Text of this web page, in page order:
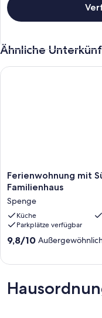
Ähnliche
Ferienwohnung
mit
im
2
Familienhaus
Spenge
Ferienwohnung mit
Familienhaus
Spenge
Küche
Parkplätze verfügbar
9.8
(43
Bewertungen)
9,8/10
Ferienwohnung mit